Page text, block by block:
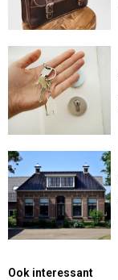
Ook interessant